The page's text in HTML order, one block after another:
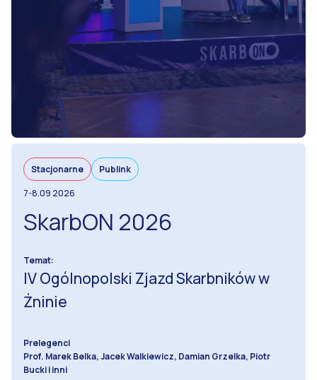
Stacjonarne
Publink
7-8.09 2026
SkarbON 2026
Temat:
IV Ogólnopolski Zjazd Skarbników w
Żninie
Prelegenci
Prof. Marek Belka, Jacek Walkiewicz, Damian Grzelka, Piotr
Bucki i inni